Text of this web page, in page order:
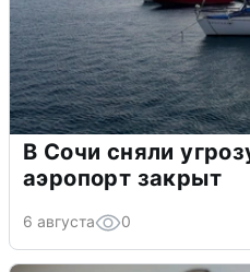
В Сочи сняли
аэропорт закрыт
6 августа 0